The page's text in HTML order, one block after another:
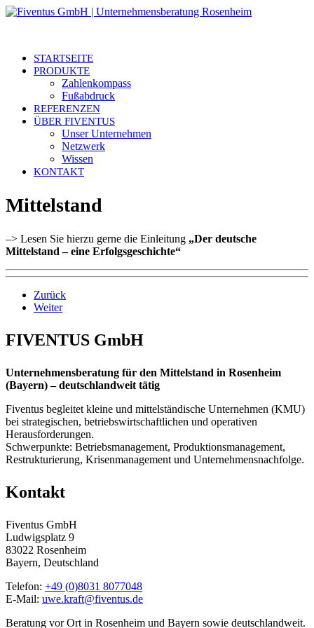
STARTSEITE
PRODUKTE
Zahlenkompass
Fußabdruck
REFERENZEN
ÜBER FIVENTUS
Unser Unternehmen
Netzwerk
Wissen
KONTAKT
Mittelstand
–> Lesen Sie hierzu gerne die Einleitung „Der deutsche
Mittelstand – eine Erfolgsgeschichte“
Zurück
Weiter
FIVENTUS GmbH
Unternehmensberatung für den Mittelstand in Rosenheim
(Bayern) – deutschlandweit tätig
Fiventus begleitet kleine und mittelständische Unternehmen (KMU)
bei strategischen, betriebswirtschaftlichen und operativen
Herausforderungen.
Schwerpunkte: Betriebsmanagement, Produktionsmanagement,
Restrukturierung, Krisenmanagement und Unternehmensnachfolge.
Kontakt
Fiventus GmbH
Ludwigsplatz 9
83022 Rosenheim
Bayern, Deutschland
Telefon: +49 (0)8031 8077048
E-Mail: uwe.kraft@fiventus.de
Beratung vor Ort in Rosenheim und Bayern sowie deutschlandweit.